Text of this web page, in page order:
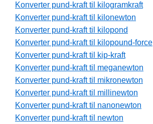
Konverter pund-kraft til kilogramkraft
Konverter pund-kraft til kilonewton
Konverter pund-kraft til kilopond
Konverter pund-kraft til kilopound-force
Konverter pund-kraft til kip-kraft
Konverter pund-kraft til meganewton
Konverter pund-kraft til mikronewton
Konverter pund-kraft til millinewton
Konverter pund-kraft til nanonewton
Konverter pund-kraft til newton